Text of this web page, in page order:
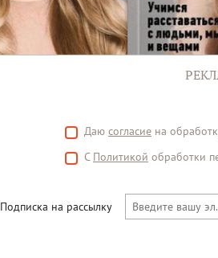
Даю согласие на
С Политикой обработки
Подписка на рассылку